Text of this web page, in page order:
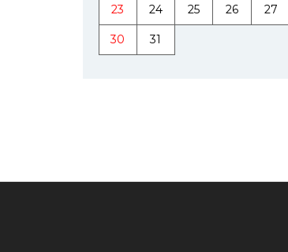
23 24 25 26 27
30 31